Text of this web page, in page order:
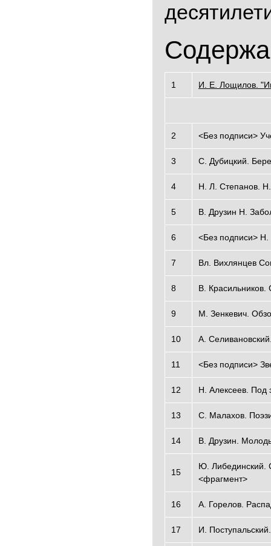
1 И. Е. Лощилов.
2 <Без подписи>
3 С. Дубицкий.
4 Н. Л. Степанов.
5 В. Друзин Н.
6 <Без подписи>
7 Вл. Вихлянцев
8 В. Красильников.
9 М. Зенкевич.
10 А.
11 <Без подписи>
12 Н. Алексеев. Под
13 С. Малахов.
14 В. Друзин.
15
Ю. Либединский.
<фрагмент>
16 А. Горелов.
17 И.